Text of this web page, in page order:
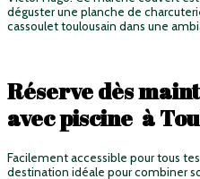
déguster une planche de
cassoulet toulousain dans une
Réserve dès
avec piscine à
Facilement accessible pour tous
destination idéale pour combiner